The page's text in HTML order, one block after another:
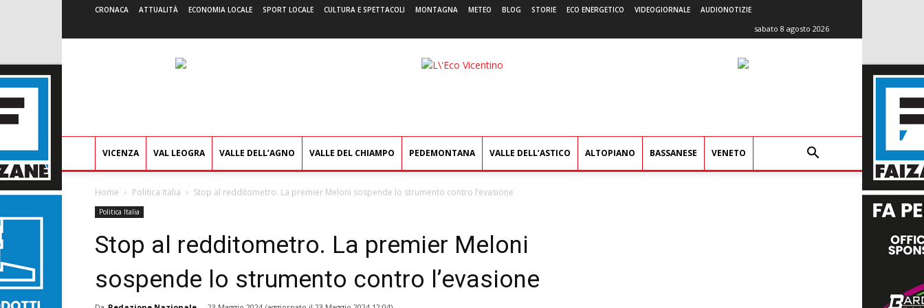
CRONACA ATTUALITÀ ECONOMIA LOCALE SPORT LOCALE CULTURA E SPETTACOLI MONTAGNA METEO BLOG STORIE ECO ENERGETICO VIDEOGIORNALE AUDIONOTIZIE
sabato 8 agosto 2026
L'Eco
VICENZA VAL LEOGRA VALLE DELL’AGNO VALLE DEL CHIAMPO PEDEMONTANA VALLE DELL’ASTICO ALTOPIANO BASSANESE VENETO
Home Politica Italia Stop al redditometro. La premier Meloni sospende lo strumento contro l’evasione
Politica Italia
Stop al redditometro. La premier Meloni
sospende lo strumento contro l’evasione